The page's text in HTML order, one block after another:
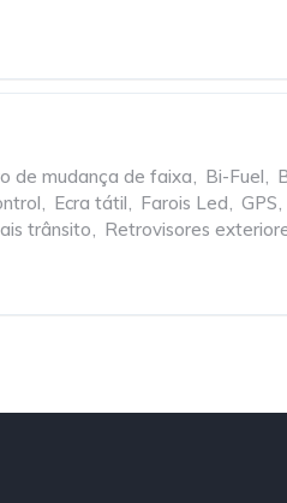
de mudança de faixa Bi-Fuel
Ecra tátil Farois Led GPS
trânsito Retrovisores